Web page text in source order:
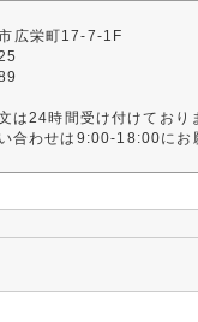
広栄町17-7-1F
は24時間受け付けており
合わせは9:00-18:00にお